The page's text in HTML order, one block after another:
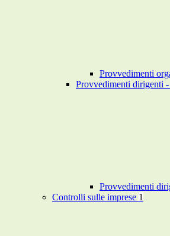
Provvedimenti
Provvedimenti dirigenti
Provvedimenti
Controlli sulle imprese 1